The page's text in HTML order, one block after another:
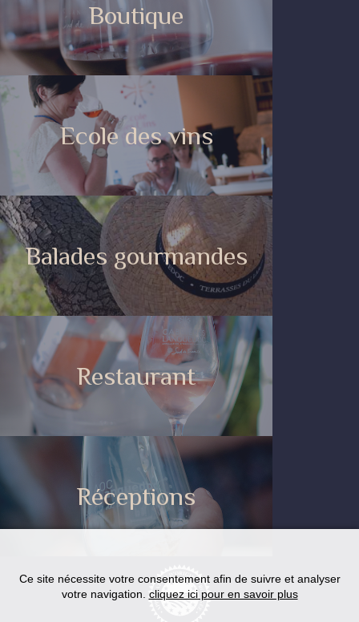
Boutique
Ecole des vins
Balades gourmandes
Restaurant
Réceptions
Ce site nécessite votre consentement afin de suivre et analyser
votre navigation. cliquez ici pour en savoir plus